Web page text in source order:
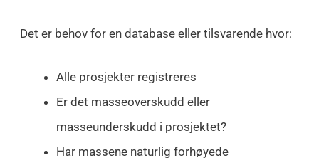
Det er behov for en database eller tilsvarende hvor:
Alle prosjekter registreres
Er det masseoverskudd eller
masseunderskudd i prosjektet?
Har massene naturlig forhøyede